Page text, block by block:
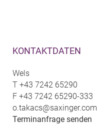
KONTAKTDATEN
Wels
T +43 7242 65290
F +43 7242 65290-333
o.takacs@saxinger.com
Terminanfrage senden